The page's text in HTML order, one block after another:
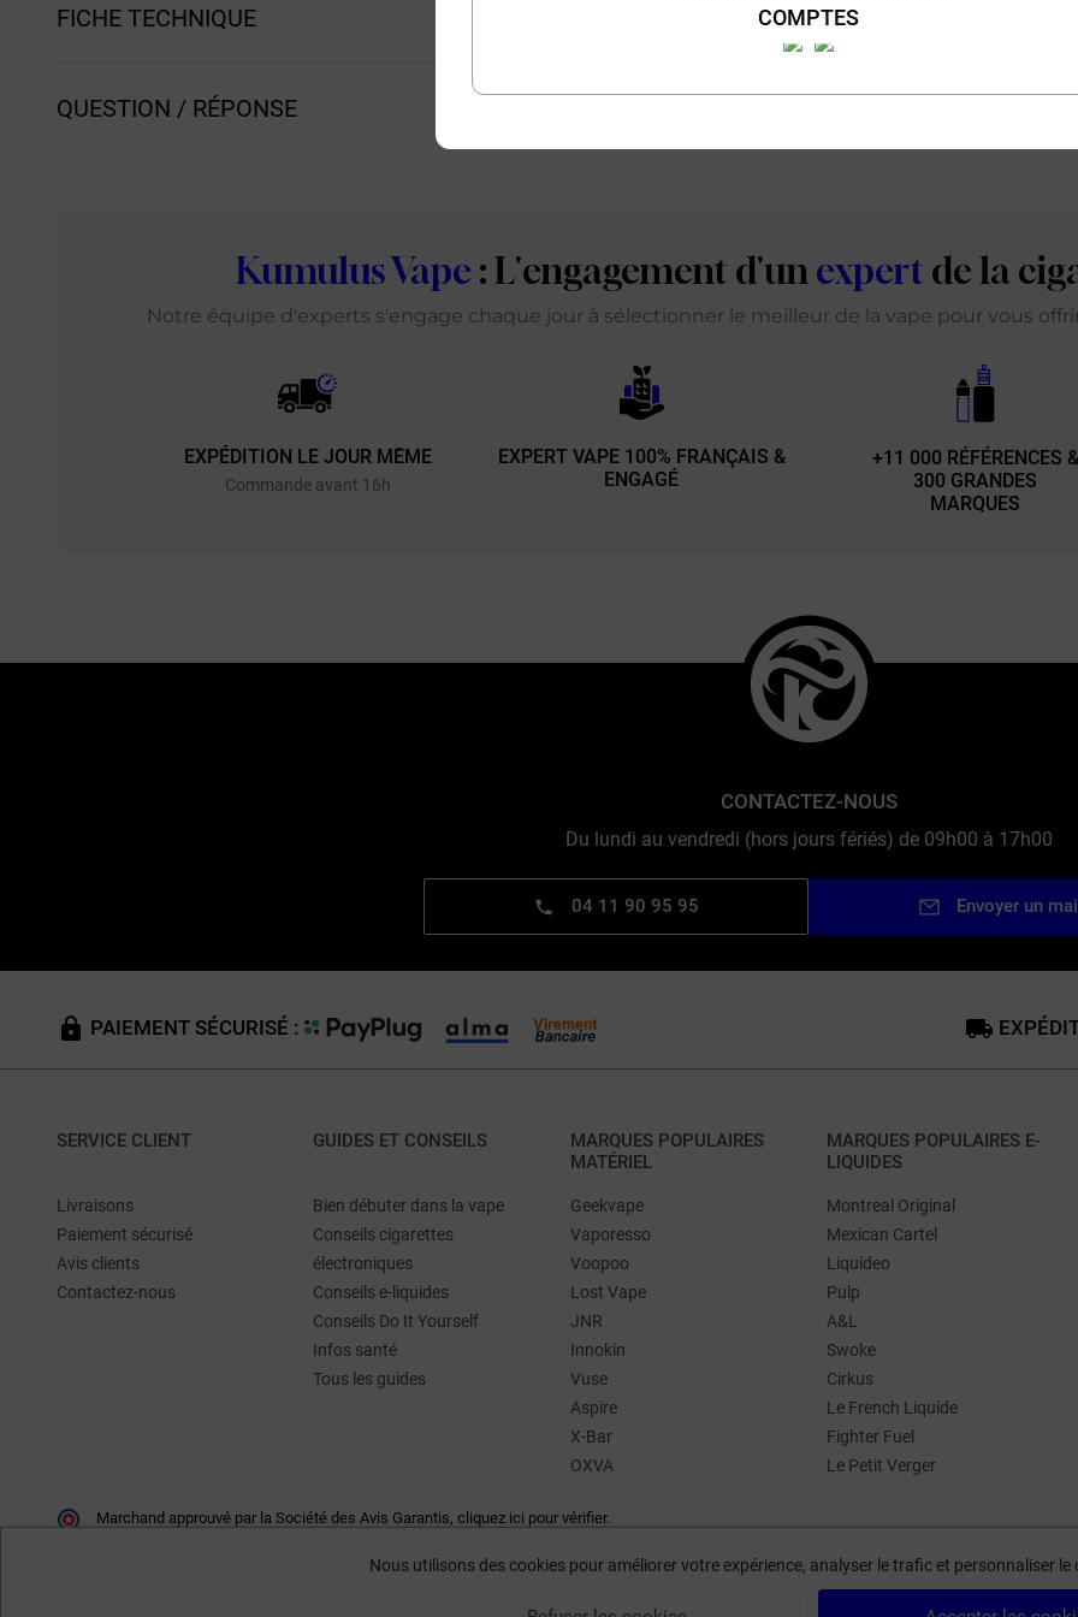
COMPTES
FICHE TECHNIQUE
QUESTION / RÉPONSE
Kumulus Vape : L'engagement d'un expert de la
Notre équipe d'experts s'engage chaque jour à sélectionner le meilleur de la vape pour vous
EXPÉDITION LE JOUR MÊME
Commande avant 16h
EXPERT VAPE 100% FRANÇAIS &
ENGAGÉ
+11 000 RÉFÉRENCES &
300 GRANDES
MARQUES
CONTACTEZ-NOUS
Du lundi au vendredi (hors jours fériés) de 09h00 à 17h00
04 11 90 95 95 Envoyer un
PAIEMENT SÉCURISÉ :
SERVICE CLIENT
Livraisons
Paiement sécurisé
Avis clients
Contactez-nous
GUIDES ET CONSEILS
Bien débuter dans la vape
Conseils cigarettes
électroniques
Conseils e-liquides
Conseils Do It Yourself
Infos santé
Tous les guides
MARQUES POPULAIRES
MATÉRIEL
Geekvape
Vaporesso
Voopoo
Lost Vape
JNR
Innokin
Vuse
Aspire
X-Bar
OXVA
MARQUES POPULAIRES E-
LIQUIDES
Montreal Original
Mexican Cartel
Liquideo
Pulp
A&L
Swoke
Cirkus
Le French Liquide
Fighter Fuel
Le Petit Verger
Marchand approuvé par la Société des Avis Garantis, cliquez ici pour vérifier.
Nous utilisons des cookies pour améliorer votre expérience, analyser le trafic et personnaliser